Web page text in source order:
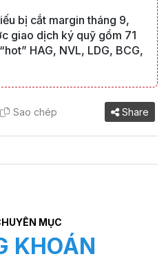
bị cắt margin tháng 9,
giao dịch ký quỹ gồm 71
HAG, NVL, LDG, BCG,
Sao chép Share
MỤC
KHOÁN